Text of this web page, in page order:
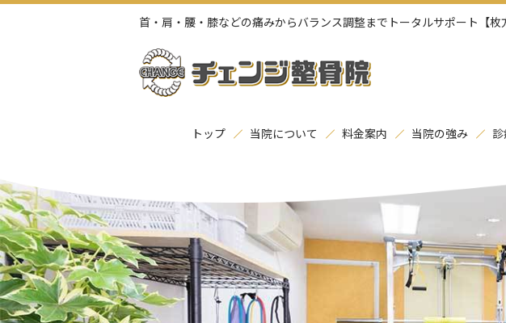
首・肩・腰・膝などの痛みからバランス調整までトータルサポート【枚
トップ 当院について 料金案内 当院の強み